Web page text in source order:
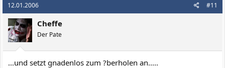
12.01.2006 #11
Cheffe
Der Pate
...und setzt gnadenlos zum ?berholen an.....